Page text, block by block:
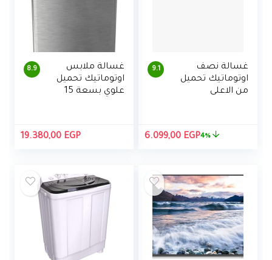
9.1
غسالة نصف
اوتوماتيك تحميل
من الاعلى
السعر
6.350,00 EGP.
6.099,00 EGP
السعر
4%
8.9
غسالة ملابس
اوتوماتيك تحميل
علوي بسعة 15
19.380,00 EGP